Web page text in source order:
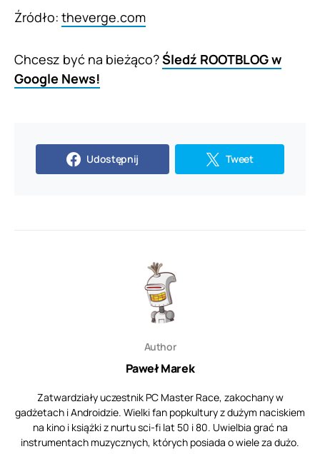
Źródło: theverge.com
Chcesz być na bieżąco?Śledź ROOTBLOG w
Google News!
Udostępnij Tweet
Author
Paweł Marek
Zatwardziały uczestnik PC Master Race, zakochany w
gadżetach i Androidzie. Wielki fan popkultury z dużym naciskiem
na kino i książki z nurtu sci-fi lat 50 i 80. Uwielbia grać na
instrumentach muzycznych, których posiada o wiele za dużo.